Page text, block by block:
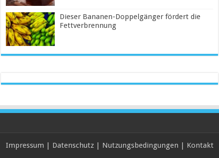
Dieser Bananen-Doppelgänger fördert die
Fettverbrennung
Impressum | Datenschutz| Nutzungsbedingungen | Kontakt